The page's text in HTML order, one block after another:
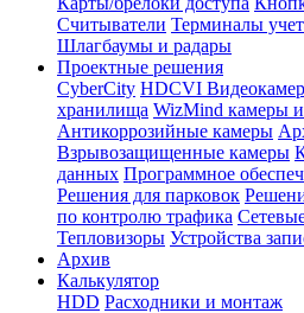
Считыватели Терминалы
Шлагбаумы и радары
Проектные решения
CyberCity HDCVI
хранилища WizMind камеры
Антикоррозийные камеры
Взрывозащищенные камеры
данных Программное
Решения для парковок
по контролю трафика
Тепловизоры Устройства
Архив
Калькулятор
HDD Расходники и монтаж